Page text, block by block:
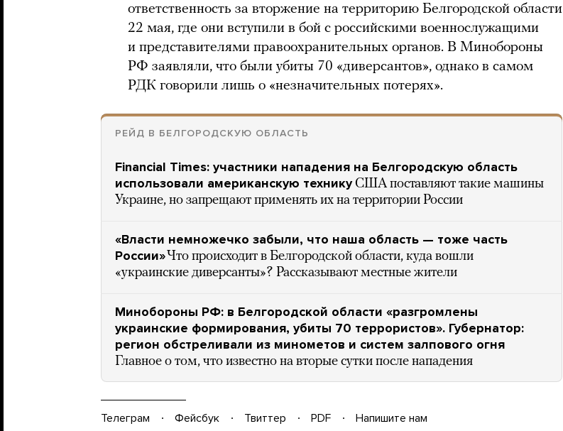
ответственность за вторжение на территорию Белгородской области
22 мая, где они вступили в бой с российскими военнослужащими
и представителями правоохранительных органов. В Минобороны
РФ заявляли, что были убиты 70 «диверсантов», однако в самом
РДК говорили лишь о «незначительных потерях».
РЕЙД В БЕЛГОРОДСКУЮ ОБЛАСТЬ
Financial Times: участники нападения на Белгородскую область
использовали американскую технику США поставляют такие машины
Украине, но запрещают применять их на территории России
«Власти немножечко забыли, что наша область — тоже часть
России»Что происходит в Белгородской области, куда вошли
«украинские диверсанты»? Рассказывают местные жители
Минобороны РФ: в Белгородской области «разгромлены
украинские формирования, убиты 70 террористов». Губернатор:
регион обстреливали из минометов и систем залпового огня
Главное о том, что известно на вторые сутки после нападения
Телеграм Фейсбук Твиттер PDF
Напишите нам